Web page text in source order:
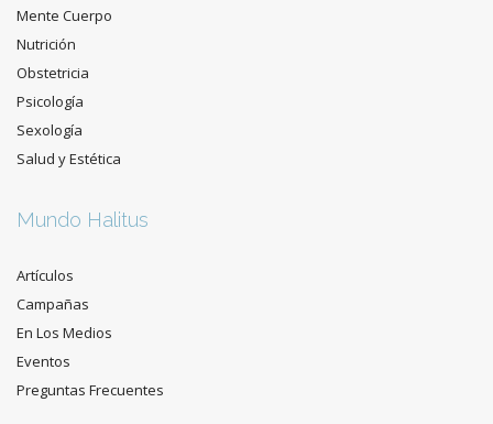
Mente Cuerpo
Nutrición
Obstetricia
Psicología
Sexología
Salud y Estética
Mundo Halitus
Artículos
Campañas
En Los Medios
Eventos
Preguntas Frecuentes